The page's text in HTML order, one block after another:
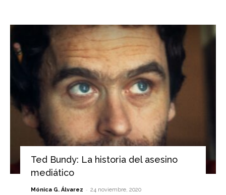
Ted Bundy: La historia del asesino
mediático
Mónica G. Álvarez - 24 noviembre, 2020